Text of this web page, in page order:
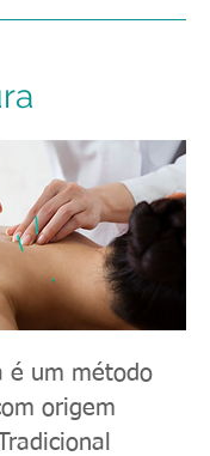
é um método
origem